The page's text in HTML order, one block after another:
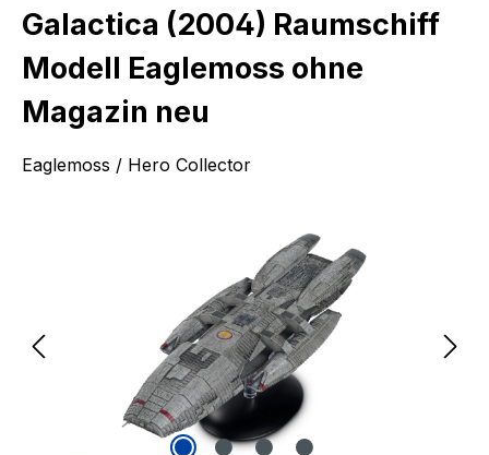
Galactica (2004) Raumschiff
Modell Eaglemoss ohne
Magazin neu
Eaglemoss / Hero Collector